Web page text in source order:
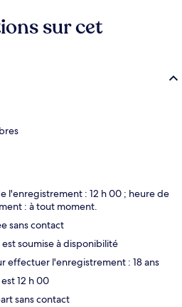
sur cet
l'enregistrement : 12 h 00 ; heure de
: à tout moment.
sans contact
soumise à disponibilité
effectuer l'enregistrement : 18 ans
12 h 00
sans contact